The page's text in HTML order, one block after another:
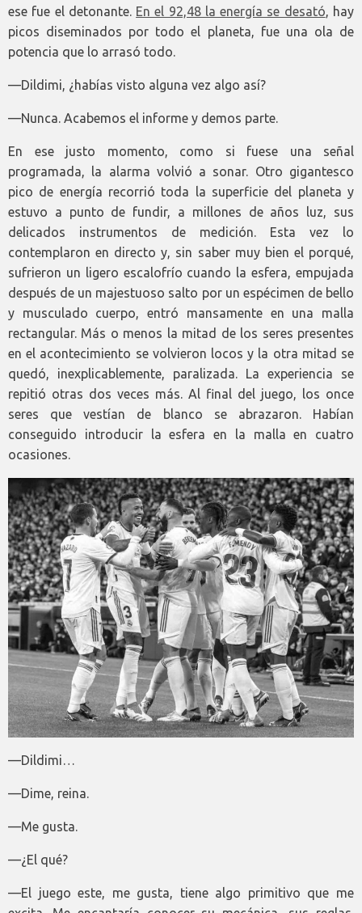
ese fue el detonante. En el 92,48 la energía se desató, hay
picos diseminados por todo el planeta, fue una ola de
potencia que lo arrasó todo.
—Dildimi, ¿habías visto alguna vez algo así?
—Nunca. Acabemos el informe y demos parte.
En ese justo momento, como si fuese una señal
programada, la alarma volvió a sonar. Otro gigantesco
pico de energía recorrió toda la superficie del planeta y
estuvo a punto de fundir, a millones de años luz, sus
delicados instrumentos de medición. Esta vez lo
contemplaron en directo y, sin saber muy bien el porqué,
sufrieron un ligero escalofrío cuando la esfera, empujada
después de un majestuoso salto por un espécimen de bello
y musculado cuerpo, entró mansamente en una malla
rectangular. Más o menos la mitad de los seres presentes
en el acontecimiento se volvieron locos y la otra mitad se
quedó, inexplicablemente, paralizada. La experiencia se
repitió otras dos veces más. Al final del juego, los once
seres que vestían de blanco se abrazaron. Habían
conseguido introducir la esfera en la malla en cuatro
ocasiones.
—Dildimi…
—Dime, reina.
—Me gusta.
—¿El qué?
—El juego este, me gusta, tiene algo primitivo que me